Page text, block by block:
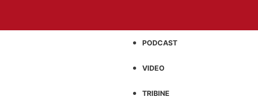
PODCAST
VIDEO
TRIBINE